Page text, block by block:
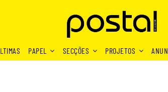
PAPEL SECÇÕES PROJETOS